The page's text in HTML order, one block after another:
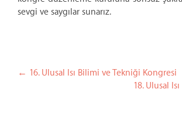
sevgi ve saygılar sunarız.
Yazı dolaşımı
← 16. Ulusal Isı Bilimi ve Tekniği Kongresi
18. Ulusal